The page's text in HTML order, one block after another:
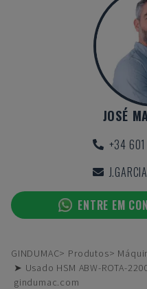
JOSÉ
+34
ENTRE EM
GINDUMAC Produtos
➤ Usado HSM ABW-ROTA-
gindumac.com